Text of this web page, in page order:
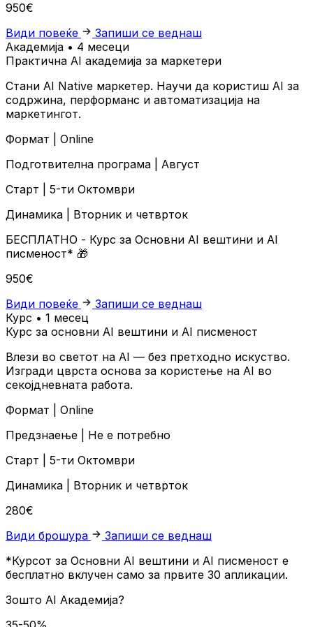
950€
Види повеќе
Запиши се веднаш
Академија • 4 месеци
Практична AI академија за маркетери
Стани AI Native маркетер. Научи да користиш AI за
содржина, перформанс и автоматизација на
маркетингот.
Формат | Online
Подготвителна програма | Август
Старт | 5-ти Октомври
Динамика | Вторник и четврток
БЕСПЛАТНО - Курс за Основни AI вештини и AI
писменост* 🎁
950€
Види повеќе
Запиши се веднаш
Курс • 1 месец
Курс за основни AI вештини и AI писменост
Влези во светот на AI — без претходно искуство.
Изгради цврста основа за користење на AI во
секојдневната работа.
Формат | Online
Предзнаење | Не е потребно
Старт | 5-ти Октомври
Динамика | Вторник и четврток
280€
Види брошура
Запиши се веднаш
*Курсот за Основни AI вештини и AI писменост е
бесплатно вклучен само за првите 30 апликации.
Зошто AI Академија?